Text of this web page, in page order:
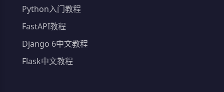
Python入门教程
FastAPI教程
Django 6中文教程
Flask中文教程